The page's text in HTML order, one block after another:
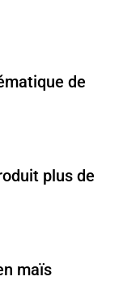
de
plus de
maïs